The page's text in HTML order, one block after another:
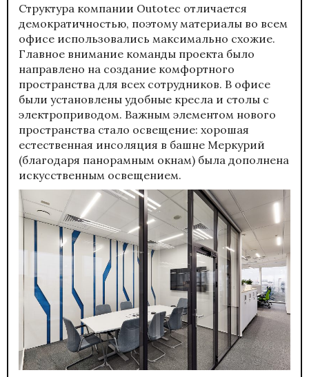
Структура компании Outotec отличается
демократичностью, поэтому материалы во всем
офисе использовались максимально схожие.
Главное внимание команды проекта было
направлено на создание комфортного
пространства для всех сотрудников. В офисе
были установлены удобные кресла и столы с
электроприводом. Важным элементом нового
пространства стало освещение: хорошая
естественная инсоляция в башне Меркурий
(благодаря панорамным окнам) была дополнена
искусственным освещением.